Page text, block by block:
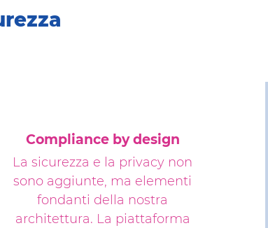
Compliance by design
La sicurezza e la privacy non
sono aggiunte, ma elementi
fondanti della nostra
architettura. La piattaforma